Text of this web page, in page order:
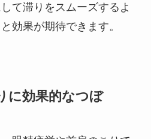
て滞りをスムーズするよ
効果が期待できます。
に効果的なつぼ